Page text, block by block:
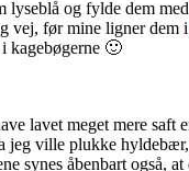
lyseblå og fylde dem
vej, før mine ligner dem i
kagebøgerne 🙂
lavet meget mere saft
jeg ville plukke
synes åbenbart også,